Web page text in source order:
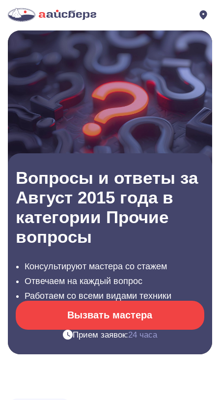
Вопросы и ответы за
Август 2015 года в
категории Прочие
вопросы
Консультируют мастера со стажем
Отвечаем на каждый вопрос
Работаем со всеми видами техники
Вызвать мастера
Прием заявок:24 часа